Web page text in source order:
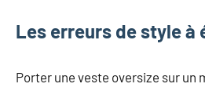
Les erreurs de style à
Porter une veste oversize sur un